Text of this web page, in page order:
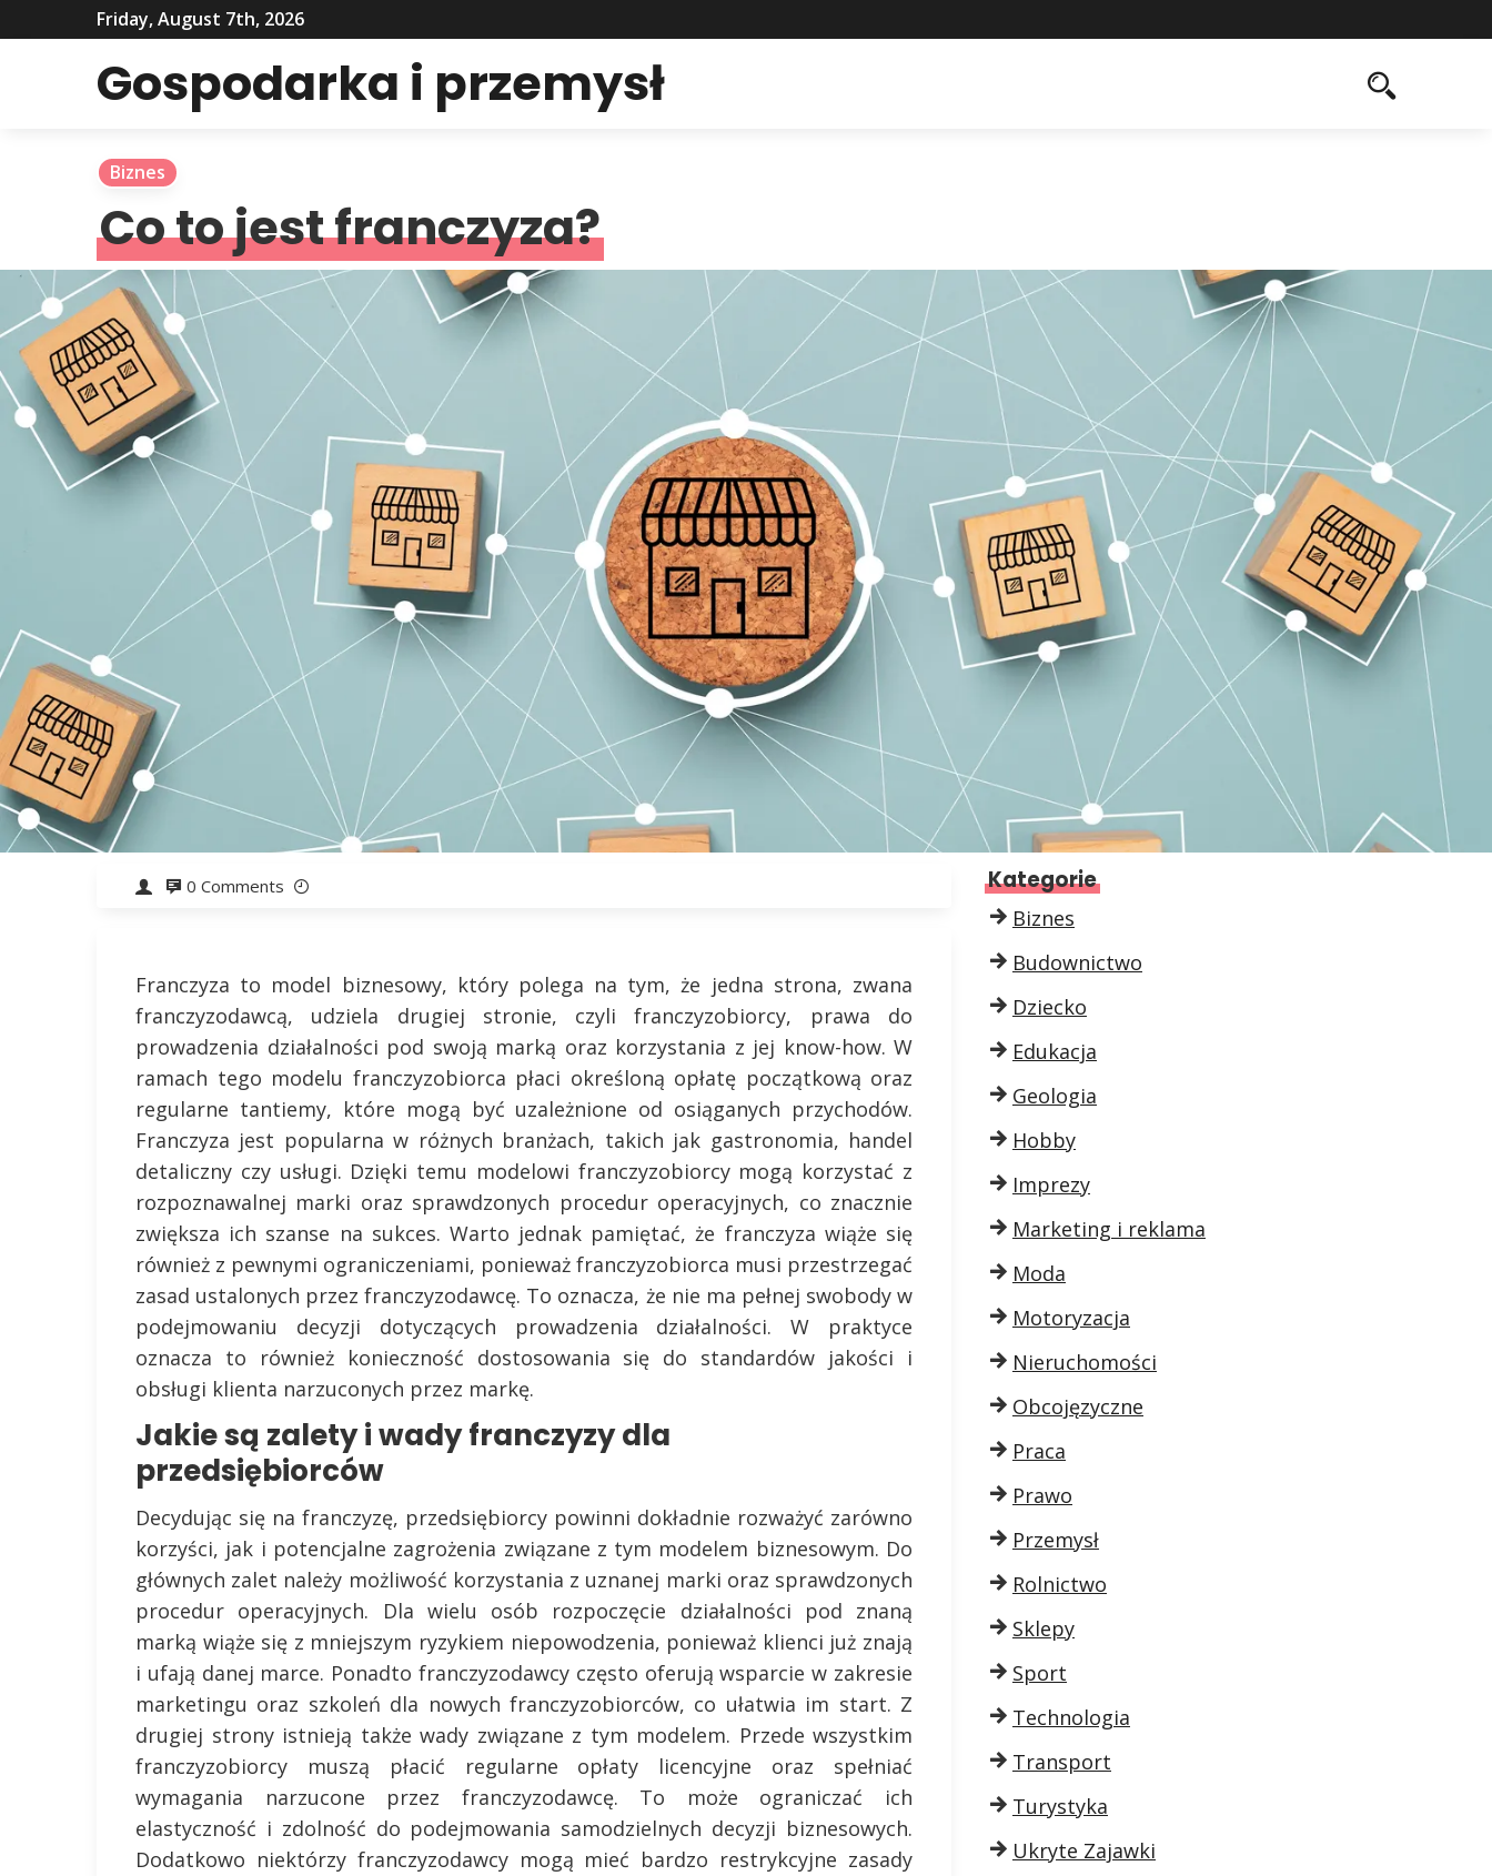
Friday, August 7th, 2026
Gospodarka i przemysł
Biznes
Co to jest franczyza?
0 Comments
Franczyza to model biznesowy, który polega na tym, że jedna strona, zwana
franczyzodawcą, udziela drugiej stronie, czyli franczyzobiorcy, prawa do
prowadzenia działalności pod swoją marką oraz korzystania z jej know-how. W
ramach tego modelu franczyzobiorca płaci określoną opłatę początkową oraz
regularne tantiemy, które mogą być uzależnione od osiąganych przychodów.
Franczyza jest popularna w różnych branżach, takich jak gastronomia, handel
detaliczny czy usługi. Dzięki temu modelowi franczyzobiorcy mogą korzystać z
rozpoznawalnej marki oraz sprawdzonych procedur operacyjnych, co znacznie
zwiększa ich szanse na sukces. Warto jednak pamiętać, że franczyza wiąże się
również z pewnymi ograniczeniami, ponieważ franczyzobiorca musi przestrzegać
zasad ustalonych przez franczyzodawcę. To oznacza, że nie ma pełnej swobody w
podejmowaniu decyzji dotyczących prowadzenia działalności. W praktyce
oznacza to również konieczność dostosowania się do standardów jakości i
obsługi klienta narzuconych przez markę.
Jakie są zalety i wady franczyzy dla
przedsiębiorców
Decydując się na franczyzę, przedsiębiorcy powinni dokładnie rozważyć zarówno
korzyści, jak i potencjalne zagrożenia związane z tym modelem biznesowym. Do
głównych zalet należy możliwość korzystania z uznanej marki oraz sprawdzonych
procedur operacyjnych. Dla wielu osób rozpoczęcie działalności pod znaną
marką wiąże się z mniejszym ryzykiem niepowodzenia, ponieważ klienci już znają
i ufają danej marce. Ponadto franczyzodawcy często oferują wsparcie w zakresie
marketingu oraz szkoleń dla nowych franczyzobiorców, co ułatwia im start. Z
drugiej strony istnieją także wady związane z tym modelem. Przede wszystkim
franczyzobiorcy muszą płacić regularne opłaty licencyjne oraz spełniać
wymagania narzucone przez franczyzodawcę. To może ograniczać ich
elastyczność i zdolność do podejmowania samodzielnych decyzji biznesowych.
Dodatkowo niektórzy franczyzodawcy mogą mieć bardzo restrykcyjne zasady
Kategorie
Biznes
Budownictwo
Dziecko
Edukacja
Geologia
Hobby
Imprezy
Marketing i reklama
Moda
Motoryzacja
Nieruchomości
Obcojęzyczne
Praca
Prawo
Przemysł
Rolnictwo
Sklepy
Sport
Technologia
Transport
Turystyka
Ukryte Zajawki